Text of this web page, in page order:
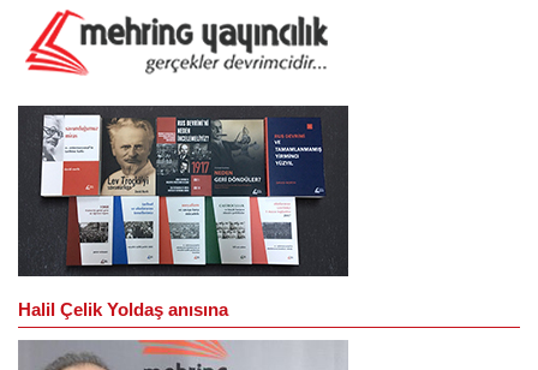
Halil Çelik Yoldaş anısına